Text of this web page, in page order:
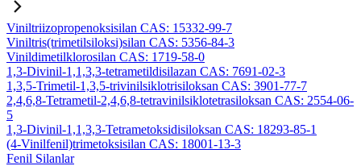
Viniltriizopropenoksisilan CAS: 15332-99-7
Viniltris(trimetilsiloksi)silan CAS: 5356-84-3
Vinildimetilklorosilan CAS: 1719-58-0
1,3-Divinil-1,1,3,3-tetrametildisilazan CAS: 7691-02-3
1,3,5-Trimetil-1,3,5-trivinilsiklotrisiloksan CAS: 3901-77-7
2,4,6,8-Tetrametil-2,4,6,8-tetravinilsiklotetrasiloksan CAS: 2554-06-
5
1,3-Divinil-1,1,3,3-Tetrametoksidisiloksan CAS: 18293-85-1
(4-Vinilfenil)trimetoksisilan CAS: 18001-13-3
Fenil Silanlar